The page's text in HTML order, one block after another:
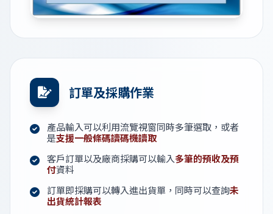
訂單及採購作業
產品輸入可以利用流覽視窗同時多筆選取，或者
是支援一般條碼讀碼機讀取
客戶訂單以及廠商採購可以輸入多筆的預收及預
付資料
訂單即採購可以轉入進出貨單，同時可以查詢未
出貨統計報表